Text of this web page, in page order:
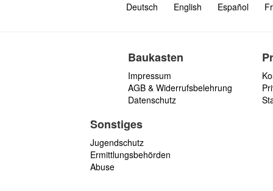
Deutsch English Español
Baukasten
Impressum
AGB & Widerrufsbelehrung
Datenschutz
Sonstiges
Jugendschutz
Ermittlungsbehörden
Abuse